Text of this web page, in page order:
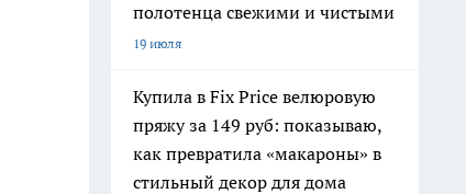
полотенца свежими и чистыми
19 июля
Купила в Fix Price велюровую
пряжу за 149 руб: показываю,
как превратила «макароны» в
стильный декор для дома